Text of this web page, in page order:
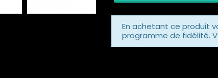
En achetant ce produit
programme de fidélité.